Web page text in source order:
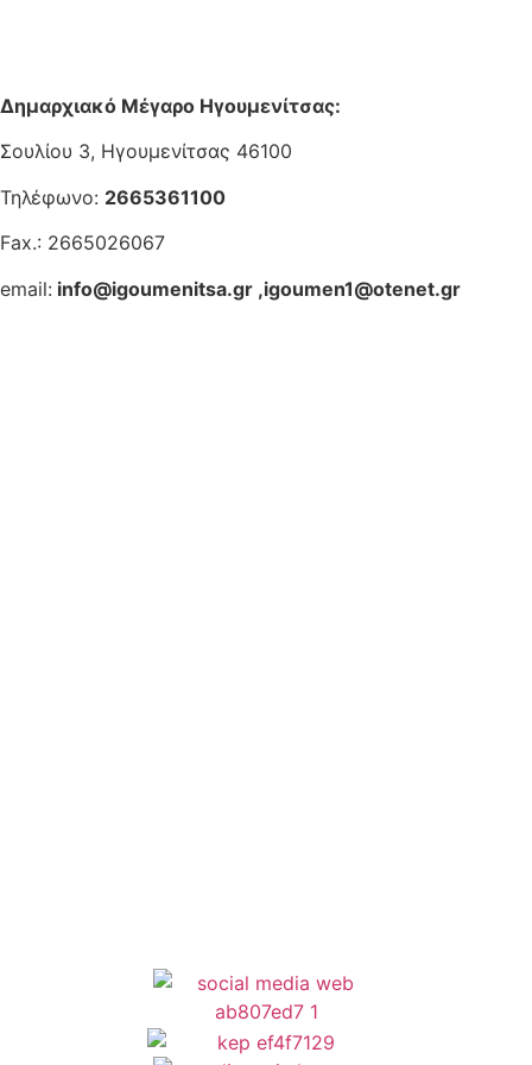
Δημαρχιακό Μέγαρο Ηγουμενίτσας:
Σουλίου 3, Ηγουμενίτσας 46100
Τηλέφωνο: 2665361100
Fax.: 2665026067
email: info@igoumenitsa.gr ,igoumen1@otenet.gr